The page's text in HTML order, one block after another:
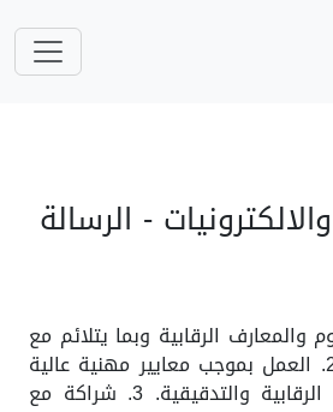
- الرسالة
والمعارف الرقابية وبما يتلائم مع
حاجة سوق العمل . 2. العمل بموجب معايير مهنية عالية
الجودة في المجالات الرقابية والتدقيقية. 3. شراكة مع